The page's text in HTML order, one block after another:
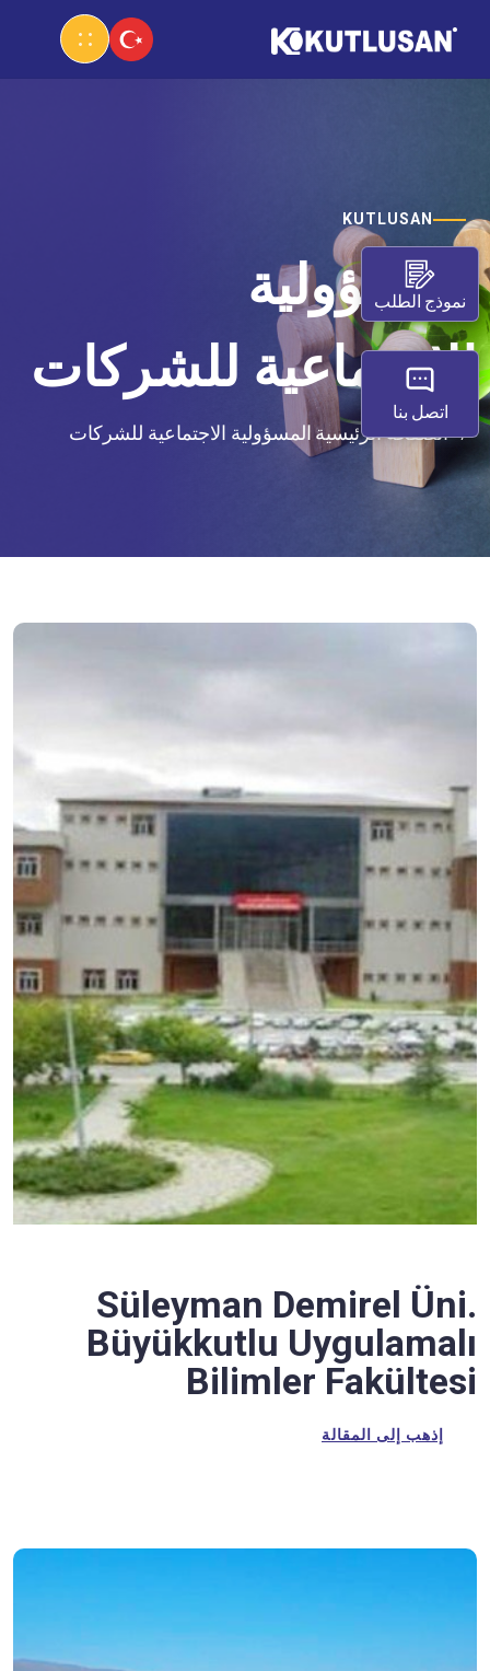
KUTLUSAN
المسؤولية
الاجتماعية للشركات
الصفحة الرئيسيةالمسؤولية الاجتماعية للشركات
Süleyman Demirel Üni.
Büyükkutlu Uygulamalı
Bilimler Fakültesi
إذهب إلى المقالة
نموذج الطلب
اتصل بنا